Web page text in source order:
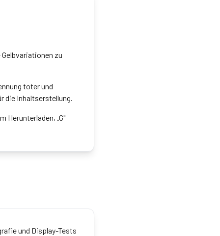
zu
toter und
die Inhaltserstellung.
Herunterladen, „G"
und Display-Tests